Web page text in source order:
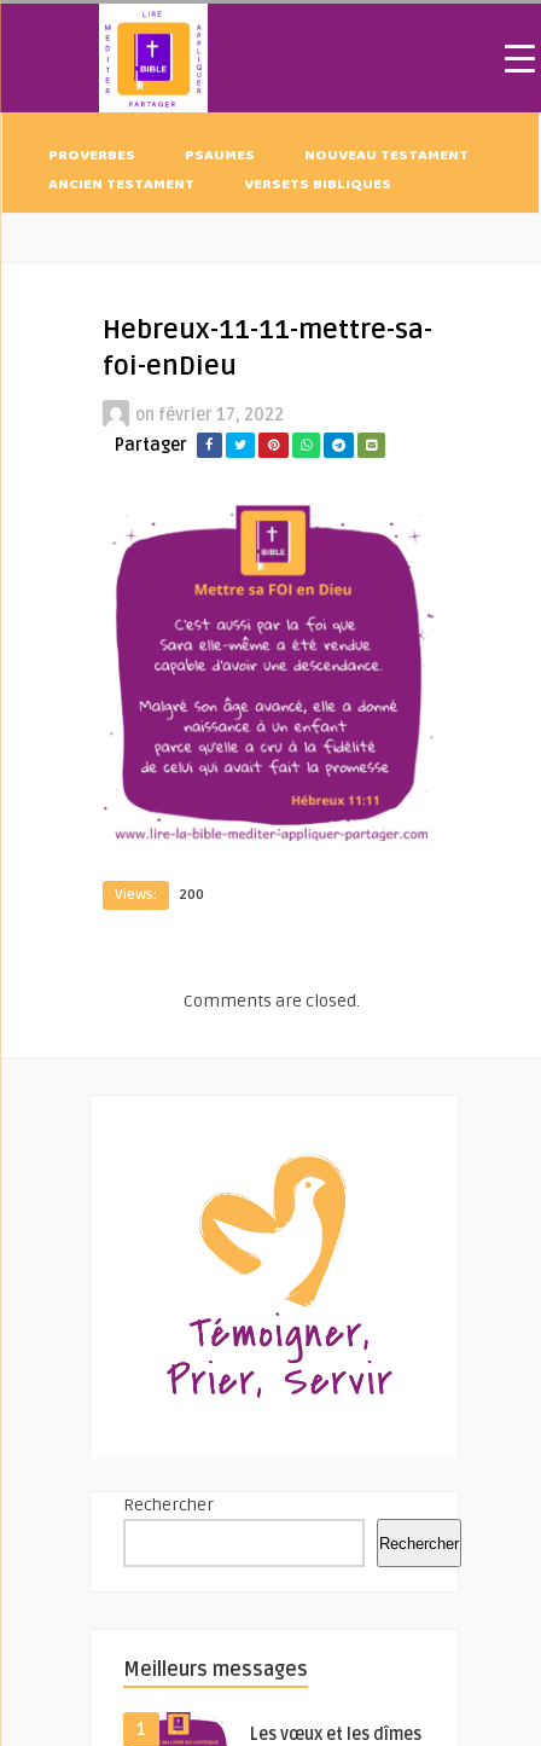
PROVERBES PSAUMES
NOUVEAU TESTAMENT
ANCIEN TESTAMENT
VERSETS BIBLIQUES
Hebreux-11-11-mettre-sa-
foi-enDieu
on février 17, 2022
Partager
Views: 200
Comments are closed.
Rechercher
Rechercher
Meilleurs messages
1 Les vœux et les dîmes